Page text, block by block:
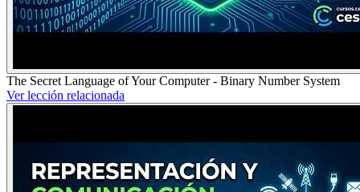
The Secret Language of Your Computer - Binary Number System
Ver lección relacionada